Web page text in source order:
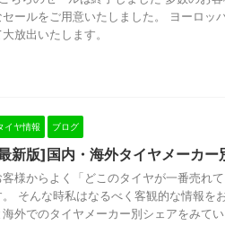
セールをご用意いたしました。 ヨーロッ
放出いたします。
イヤ情報 ブログ
新版]国内・海外タイヤメーカー
客様からよく「どこのタイヤが一番売れ
。 そんな時私はなるべく客観的な情報を
海外でのタイヤメーカー別シェアをみてい